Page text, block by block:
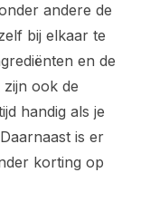
andere de
bij elkaar te
en de
ook de
handig als je
is er
korting op